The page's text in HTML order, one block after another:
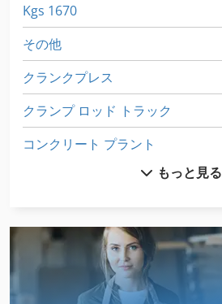
Kgs 1670
その他
クランクプレス
クランプ ロッド トラック
コンクリート プラント
タンク ポンプ
ダイヤフラムポンプ
もっと見る